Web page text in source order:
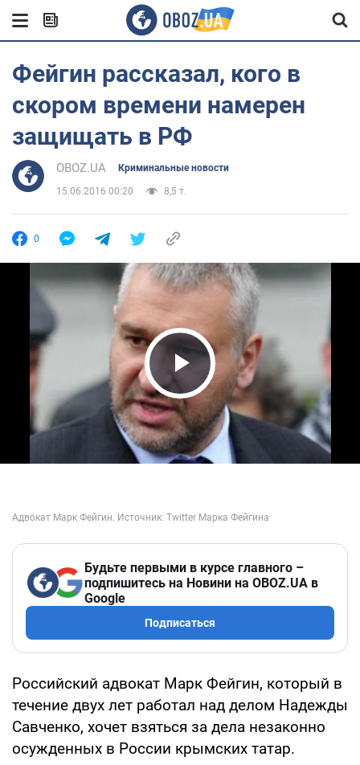
Фейгин рассказал, кого в
скором времени намерен
защищать в РФ
OBOZ.UA Криминальные новости
15.06.2016 00:20 8,5 т.
0
Play Video
Будьте первыми в курсе главного –
подпишитесь на Новини на OBOZ.UA в
Google
Подписаться
Российский адвокат Марк Фейгин, который в
течение двух лет работал над делом Надежды
Савченко, хочет взяться за дела незаконно
осужденных в России крымских татар.